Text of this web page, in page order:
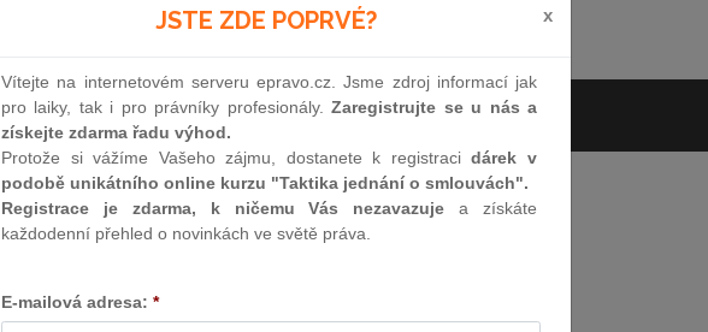
Souvislosti
Aktuální znění od 1. 4. 2006
113
ZÁKON
JSTE ZDE POPRVÉ? x
Vítejte na internetovém serveru epravo.cz. Jsme zdroj informací jak
pro laiky, tak i pro právníky profesionály.Zaregistrujte se u nás a
získejte zdarma řadu výhod.
Protože si vážíme Vašeho zájmu, dostanete k registracidárek v
podobě unikátního online kurzu "Taktika jednání o smlouvách".
Registrace je zdarma, k ničemu Vás nezavazuje a získáte
každodenní přehled o novinkách ve světě práva.
E-mailová adresa: *